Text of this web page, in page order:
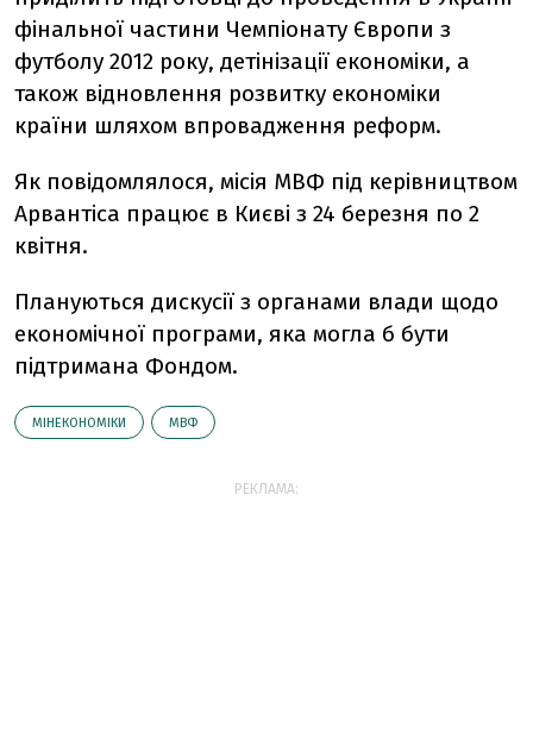
фінальної частини Чемпіонату Європи з
футболу 2012 року, детінізації економіки, а
також відновлення розвитку економіки
країни шляхом впровадження реформ.
Як повідомлялося, місія МВФ під керівництвом
Арвантіса працює в Києві з 24 березня по 2
квітня.
Плануються дискусії з органами влади щодо
економічної програми, яка могла б бути
підтримана Фондом.
МІНЕКОНОМІКИ МВФ
РЕКЛАМА: